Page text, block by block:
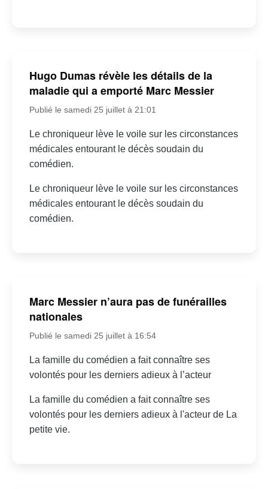
Hugo Dumas révèle les détails de la
maladie qui a emporté Marc Messier
Publié le samedi 25 juillet à 21:01
Le chroniqueur lève le voile sur les circonstances
médicales entourant le décès soudain du
comédien.
Le chroniqueur lève le voile sur les circonstances
médicales entourant le décès soudain du
comédien.
Marc Messier n’aura pas de funérailles
nationales
Publié le samedi 25 juillet à 16:54
La famille du comédien a fait connaître ses
volontés pour les derniers adieux à l’acteur
La famille du comédien a fait connaître ses
volontés pour les derniers adieux à l'acteur de La
petite vie.